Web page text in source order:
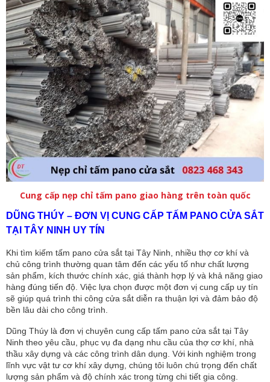
Cung cấp nẹp chỉ tấm pano giao hàng trên toàn quốc
DŨNG THÚY – ĐƠN VỊ CUNG CẤP TẤM PANO CỬA SẮT
TẠI TÂY NINH UY TÍN
Khi tìm kiếm tấm pano cửa sắt tại Tây Ninh, nhiều thợ cơ khí và
chủ công trình thường quan tâm đến các yếu tố như chất lượng
sản phẩm, kích thước chính xác, giá thành hợp lý và khả năng giao
hàng đúng tiến độ. Việc lựa chọn được một đơn vị cung cấp uy tín
sẽ giúp quá trình thi công cửa sắt diễn ra thuận lợi và đảm bảo độ
bền lâu dài cho công trình.
Dũng Thúy là đơn vị chuyên cung cấp tấm pano cửa sắt tại Tây
Ninh theo yêu cầu, phục vụ đa dạng nhu cầu của thợ cơ khí, nhà
thầu xây dựng và các công trình dân dụng. Với kinh nghiệm trong
lĩnh vực vật tư cơ khí xây dựng, chúng tôi luôn chú trọng đến chất
lượng sản phẩm và độ chính xác trong từng chi tiết gia công.